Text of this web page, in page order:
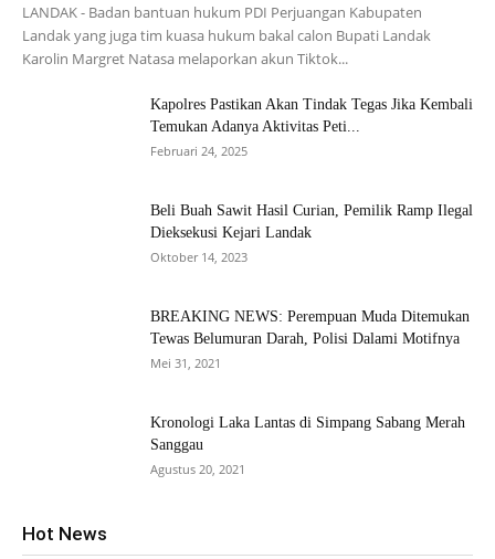
LANDAK - Badan bantuan hukum PDI Perjuangan Kabupaten
Landak yang juga tim kuasa hukum bakal calon Bupati Landak
Karolin Margret Natasa melaporkan akun Tiktok...
Kapolres Pastikan Akan Tindak Tegas Jika Kembali
Temukan Adanya Aktivitas Peti...
Februari 24, 2025
Beli Buah Sawit Hasil Curian, Pemilik Ramp Ilegal
Dieksekusi Kejari Landak
Oktober 14, 2023
BREAKING NEWS: Perempuan Muda Ditemukan
Tewas Belumuran Darah, Polisi Dalami Motifnya
Mei 31, 2021
Kronologi Laka Lantas di Simpang Sabang Merah
Sanggau
Agustus 20, 2021
Hot News